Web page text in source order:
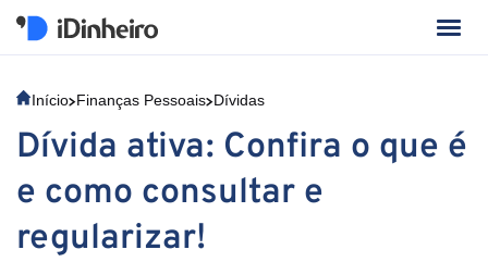
Início Finanças Pessoais Dívidas
Dívida ativa: Confira o que é
e como consultar e
regularizar!